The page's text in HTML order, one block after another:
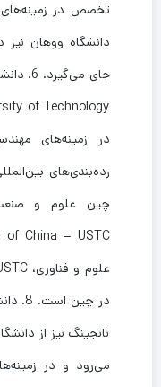
تخصص در
دانشگاه ووهان نیز
در زمینه‌های
نانجینگ نیز از